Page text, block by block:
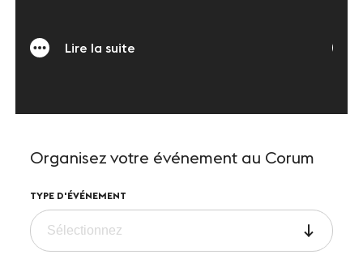
Lire la suite
Organisez votre événement au Corum
TYPE D'ÉVÉNEMENT